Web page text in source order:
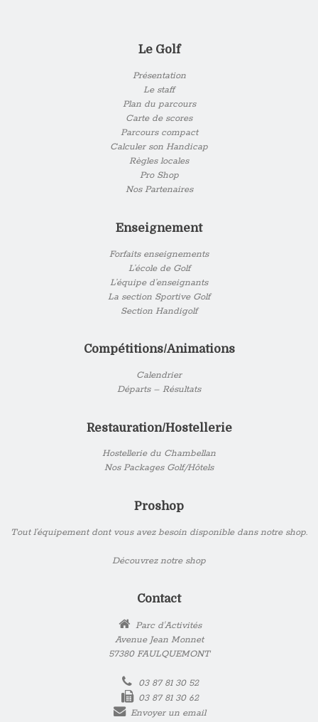
Le Golf
Présentation
Le staff
Plan du parcours
Carte de scores
Parcours compact
Calculer son Handicap
Règles locales
Pro Shop
Nos Partenaires
Enseignement
Forfaits enseignements
L’école de Golf
L’équipe d’enseignants
La section Sportive Golf
Section Handigolf
Compétitions/Animations
Calendrier
Départs – Résultats
Restauration/Hostellerie
Hostellerie du Chambellan
Nos Packages Golf/Hôtels
Proshop
Tout l’équipement dont vous avez besoin disponible dans notre shop.
Découvrez notre shop
Contact
Parc d'Activités
Avenue Jean Monnet
57380 FAULQUEMONT
03 87 81 30 52
03 87 81 30 62
Envoyer un email